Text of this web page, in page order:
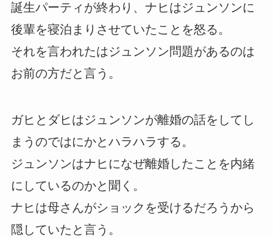
誕生パーティが終わり、ナヒはジュンソンに
後輩を寝泊まりさせていたことを怒る。
それを言われたはジュンソン問題があるのは
お前の方だと言う。
ガヒとダヒはジュンソンが離婚の話をしてし
まうのではにかとハラハラする。
ジュンソンはナヒになぜ離婚したことを内緒
にしているのかと聞く。
ナヒは母さんがショックを受けるだろうから
隠していたと言う。